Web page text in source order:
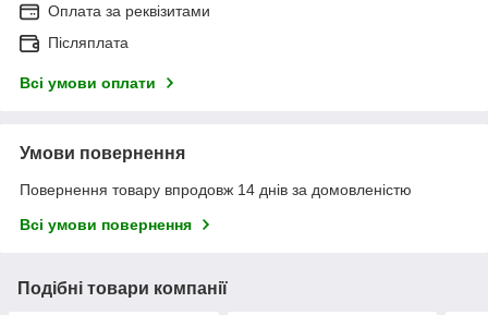
Оплата за реквізитами
Післяплата
Всі умови оплати
Умови повернення
Повернення товару впродовж 14 днів за домовленістю
Всі умови повернення
Подібні товари компанії